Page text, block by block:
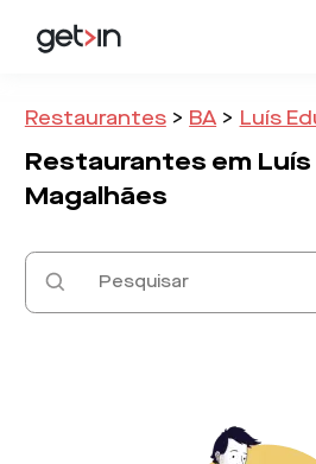
Restaurantes > BA > Luís
Restaurantes em
Magalhães